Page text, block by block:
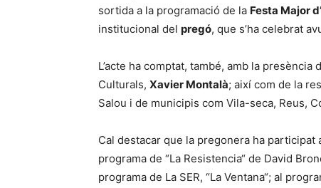
sortida a la programació de la Festa Major
institucional del pregó, que s’ha celebrat
L’acte ha comptat, també, amb la presència
Culturals, Xavier Montalà; així com de la
Salou i de municipis com Vila-seca, Reus,
Cal destacar que la pregonera ha participat
programa de “La Resistencia“ de David
programa de La SER, “La Ventana“; al